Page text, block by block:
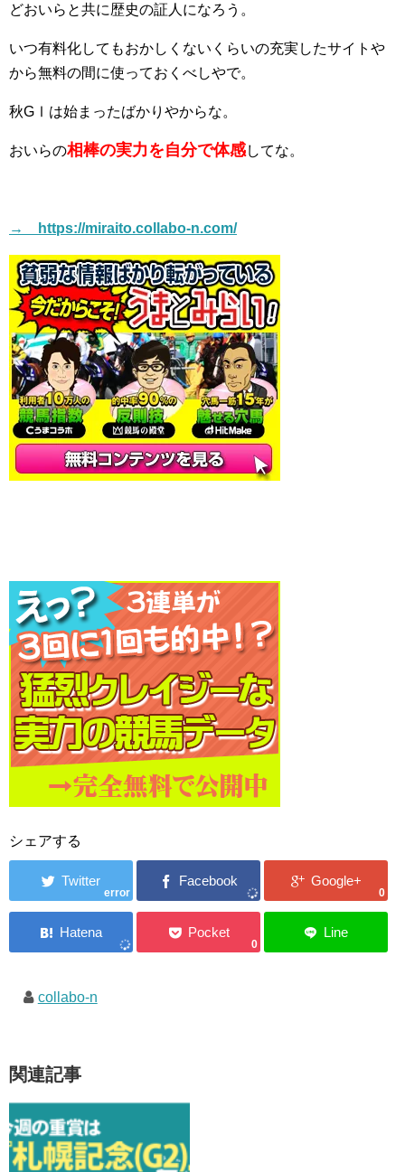
どおいらと共に歴史の証人になろう。
いつ有料化してもおかしくないくらいの充実したサイトや
から無料の間に使っておくべしやで。
秋GⅠは始まったばかりやからな。
おいらの相棒の実力を自分で体感してな。
→ https://miraito.collabo-n.com/
シェアする
error 0
0
collabo-n
関連記事